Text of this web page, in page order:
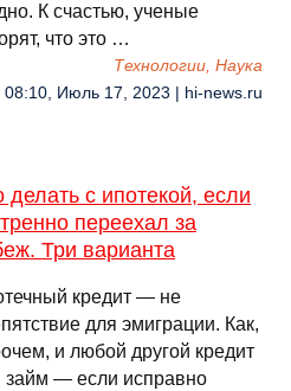
К счастью, ученые
что это …
Технологии, Наука
08:10, Июль 17, 2023 | hi-news.ru
делать с ипотекой, если
переехал за
Три варианта
кредит — не
для эмиграции. Как,
и любой другой кредит
займ — если исправно